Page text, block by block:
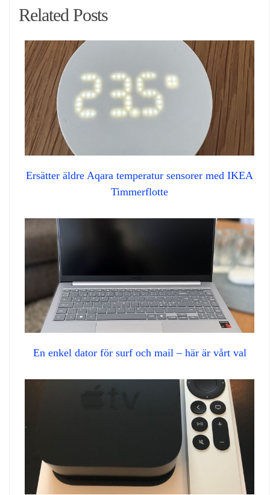
Related Posts
Ersätter äldre Aqara temperatur sensorer med IKEA
Timmerflotte
En enkel dator för surf och mail – här är vårt val